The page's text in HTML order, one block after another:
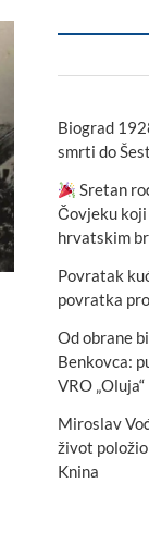
Biograd
smrti do
Sretan
Čovjeku
hrvatskim
Povratak
povratka
Od obrane
Benkovca:
VRO „Oluja“
Miroslav
život
Knina